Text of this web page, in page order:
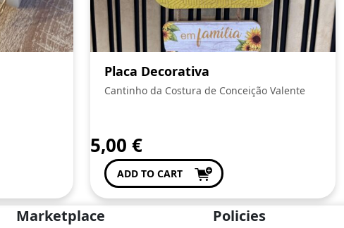
Placa Decorativa
Cantinho da Costura de Conceição Valente
5,00 €
ADD TO CART
Marketplace Policies